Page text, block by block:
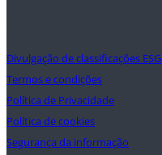
Divulgação de classificações ESG
Termos e condições
Política de Privacidade
Política de cookies
Segurança da informação